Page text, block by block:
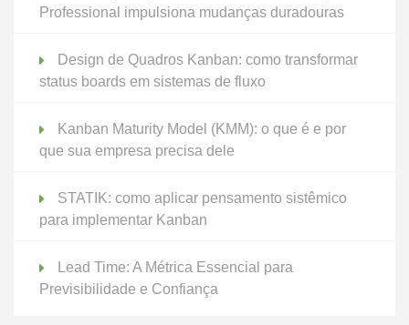
Professional impulsiona mudanças duradouras
Design de Quadros Kanban: como transformar
status boards em sistemas de fluxo
Kanban Maturity Model (KMM): o que é e por
que sua empresa precisa dele
STATIK: como aplicar pensamento sistêmico
para implementar Kanban
Lead Time: A Métrica Essencial para
Previsibilidade e Confiança